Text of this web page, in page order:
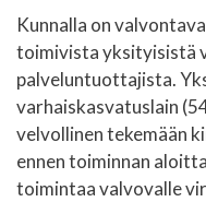
Kunnalla on
toimivista yksityisistä
palveluntuottajista.
varhaiskasvatuslain
velvollinen tekemään
ennen toiminnan
toimintaa valvovalle